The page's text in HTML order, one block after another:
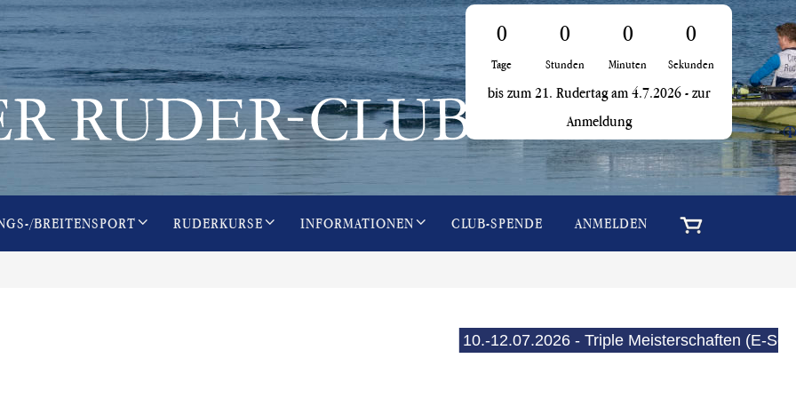
0
Tage
0
Stunden
0
Minuten
0
Sekunden
bis zum 21. Rudertag am 4.7.2026 - zur
Anmeldung
i
BREITENSPORT RUDERKURSE INFORMATIONEN CLUB-SPENDE ANMELDEN
10.-12.07.2026 - Triple Meisterschaften (E-See) 15.-